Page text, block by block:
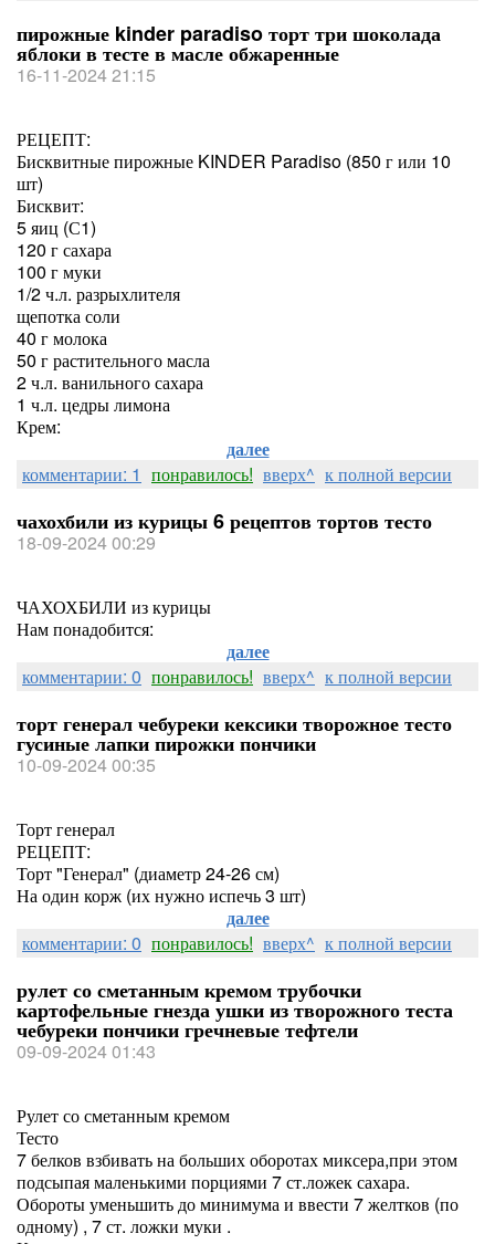
пирожные kinder paradiso торт три шоколада
яблоки в тесте в масле обжаренные
16-11-2024 21:15
РЕЦЕПТ:
Бисквитные пирожные KINDER Paradiso (850 г или 10
шт)
Бисквит:
5 яиц (С1)
120 г сахара
100 г муки
1/2 ч.л. разрыхлителя
щепотка соли
40 г молока
50 г растительного масла
2 ч.л. ванильного сахара
1 ч.л. цедры лимона
Крем:
далее
комментарии: 1 понравилось! вверх^ к полной версии
чахохбили из курицы 6 рецептов тортов тесто
18-09-2024 00:29
ЧАХОХБИЛИ из курицы
Нам понадобится:
далее
комментарии: 0 понравилось! вверх^ к полной версии
торт генерал чебуреки кексики творожное тесто
гусиные лапки пирожки пончики
10-09-2024 00:35
Торт генерал
РЕЦЕПТ:
Торт "Генерал" (диаметр 24-26 см)
На один корж (их нужно испечь 3 шт)
далее
комментарии: 0 понравилось! вверх^ к полной версии
рулет со сметанным кремом трубочки
картофельные гнезда ушки из творожного теста
чебуреки пончики гречневые тефтели
09-09-2024 01:43
Рулет со сметанным кремом
Тесто
7 белков взбивать на больших оборотах миксера,при этом
подсыпая маленькими порциями 7 ст.ложек сахара.
Обороты уменьшить до минимума и ввести 7 желтков (по
одному) , 7 ст. ложки муки .